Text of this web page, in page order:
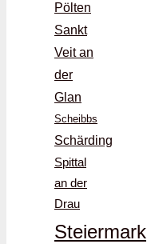
Pölten
Sankt
Veit an
der
Glan
Scheibbs
Schärding
Spittal
an der
Drau
Steiermark